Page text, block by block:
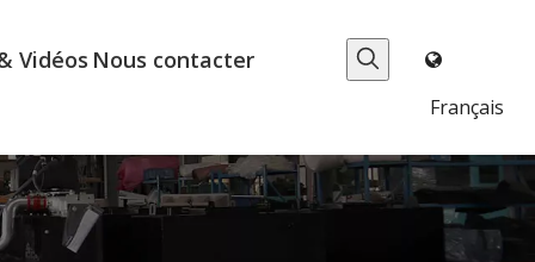
Vidéos Nous contacter
Français